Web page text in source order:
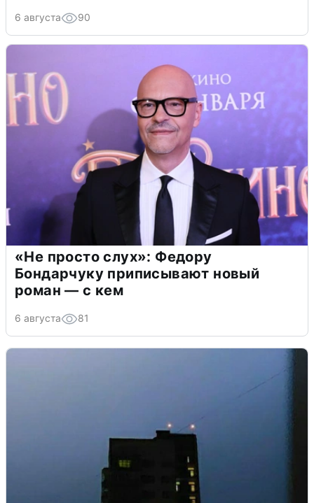
6 августа 90
«Не просто слух»: Федору
Бондарчуку приписывают новый
роман — с кем
6 августа 81